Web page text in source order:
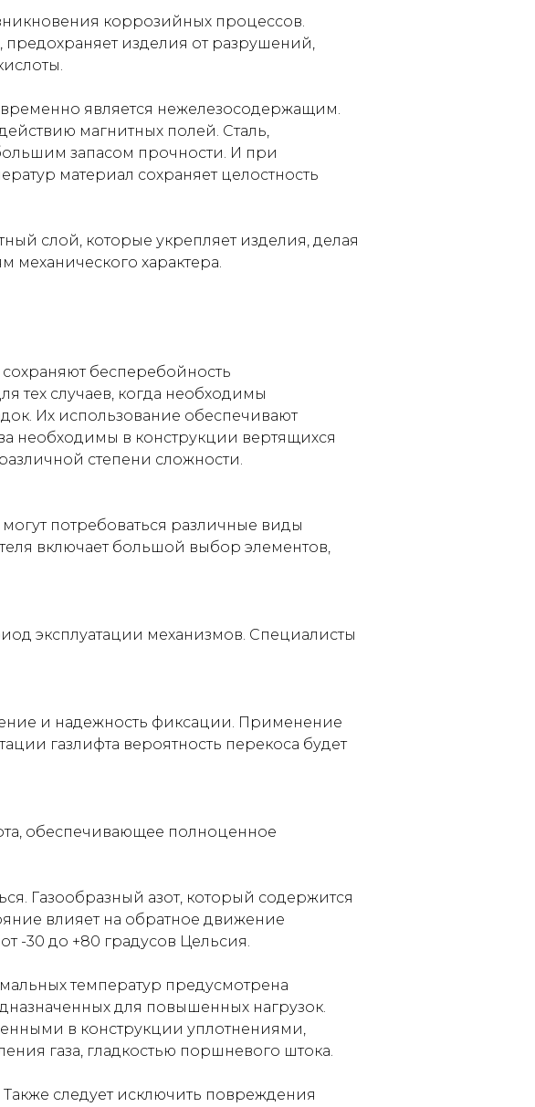
коррозийных процессов.
изделия от разрушений,
является нежелезосодержащим.
магнитных полей. Сталь,
запасом прочности. И при
материал сохраняет целостность
слой, которые укрепляет изделия, делая
механического характера.
бесперебойность
тех случаев, когда необходимы
Их использование обеспечивают
необходимы в конструкции вертящихся
степени сложности.
потребоваться различные виды
включает большой выбор элементов,
эксплуатации механизмов. Специалисты
и надежность фиксации. Применение
газлифта вероятность перекоса будет
обеспечивающее полноценное
Газообразный азот, который содержится
влияет на обратное движение
-30 до +80 градусов Цельсия.
температур предусмотрена
для повышенных нагрузок.
в конструкции уплотнениями,
газа, гладкостью поршневого штока.
следует исключить повреждения